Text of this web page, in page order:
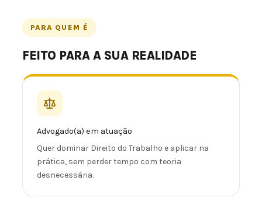
PARA QUEM É
FEITO PARA A SUA REALIDADE
Advogado(a) em atuação
Quer dominar Direito do Trabalho e aplicar na
prática, sem perder tempo com teoria
desnecessária.